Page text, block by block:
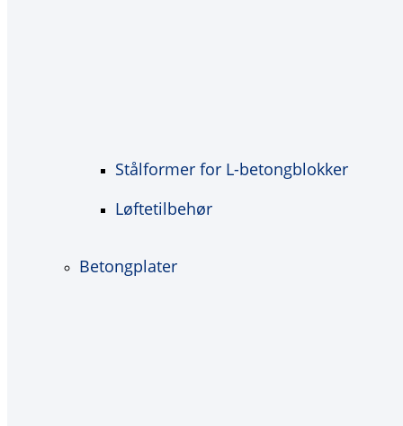
Stålformer for L-betongblokker
Løftetilbehør
Betongplater